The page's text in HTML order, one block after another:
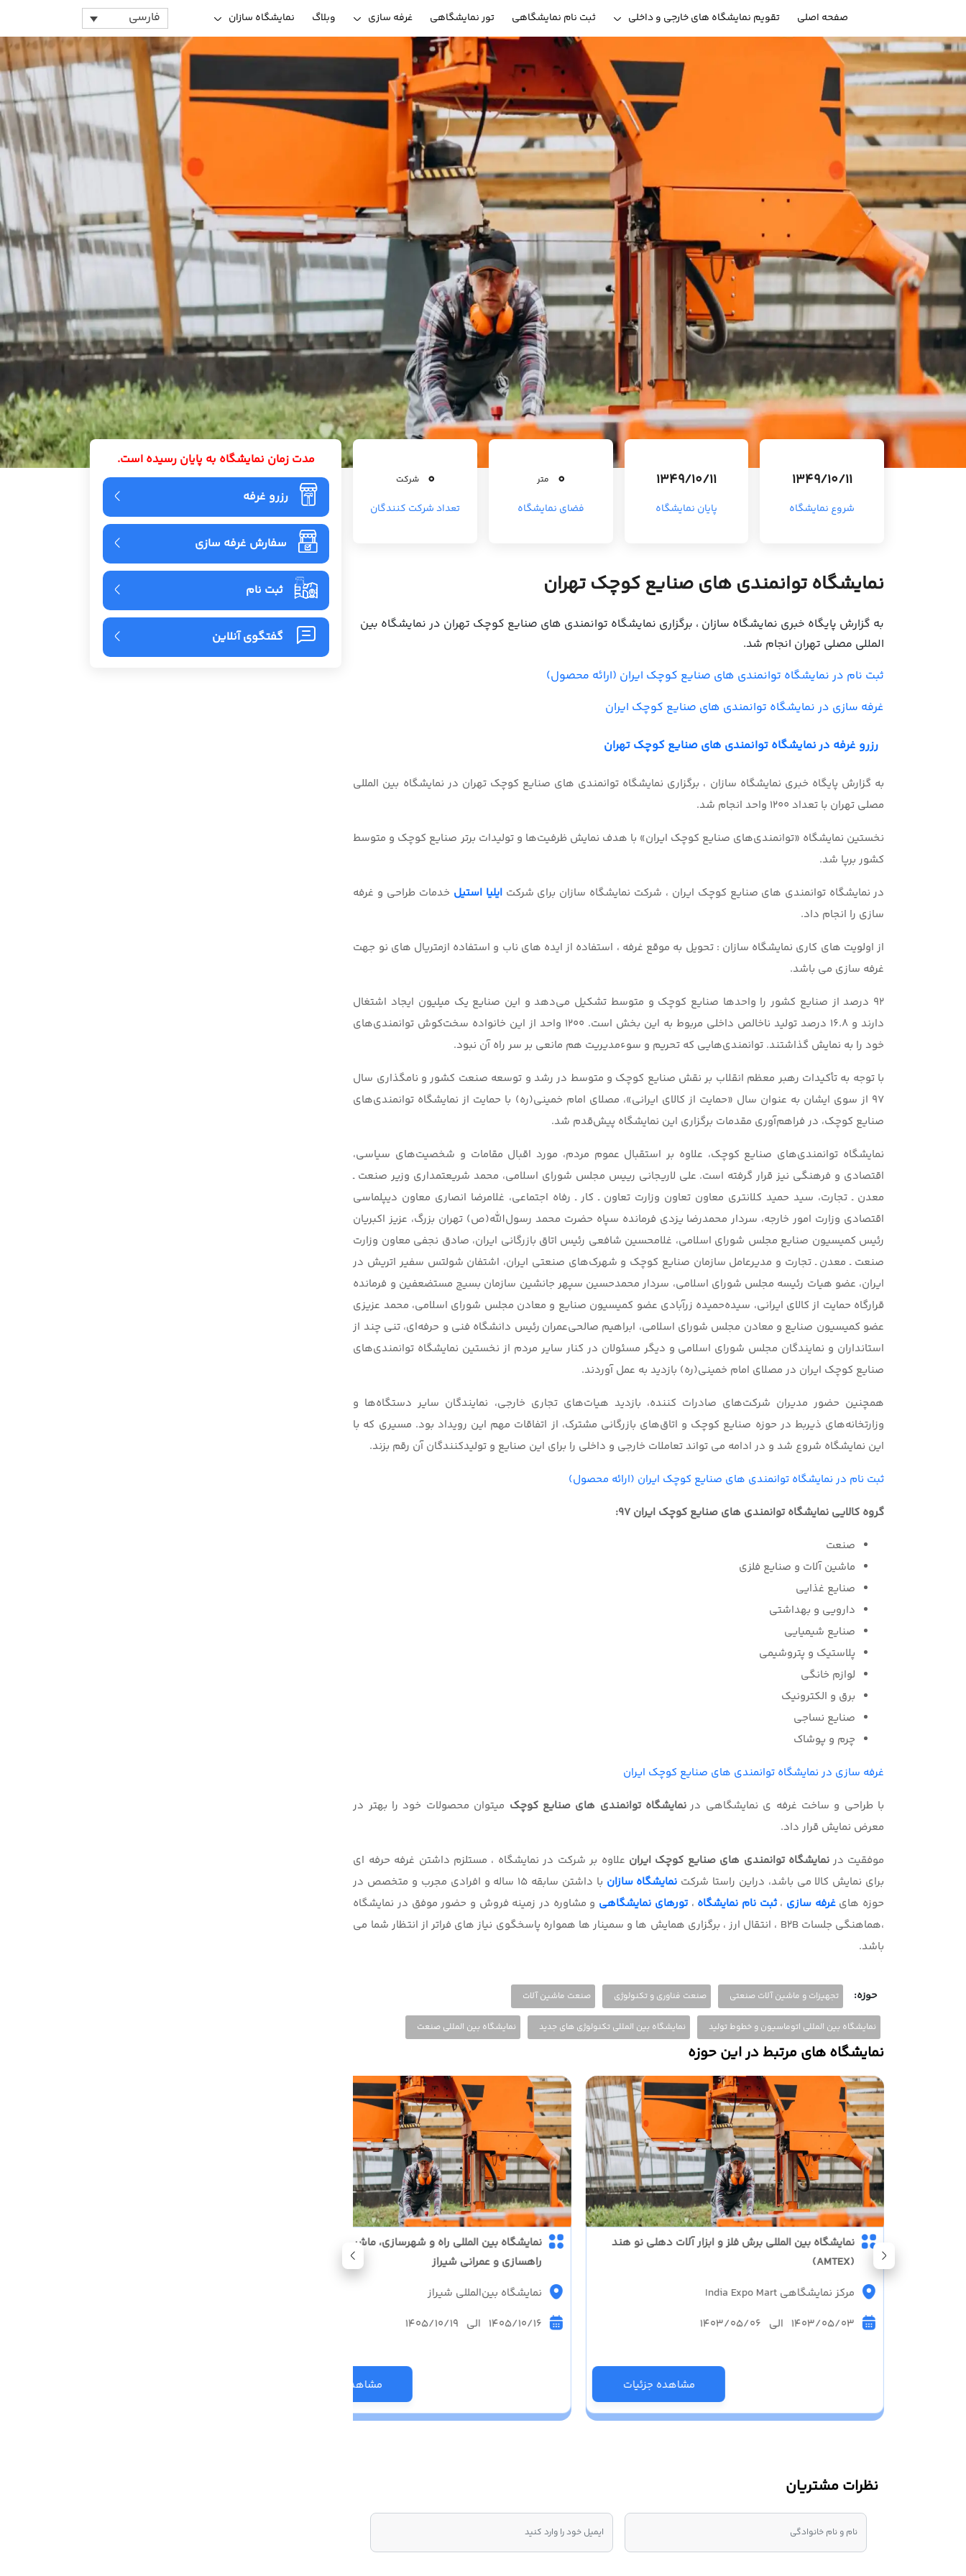
صفحه اصلی تقویم نمایشگاه های خارجی و داخلی ثبت نام نمایشگاهی تور نمایشگاهی غرفه سازی وبلاگ نمایشگاه سازان فارسی
1349/10/11
شروع نمایشگاه
1349/10/11
پایان نمایشگاه
0 متر
فضای نمایشگاه
0 شرکت
تعداد شرکت کنندگان
نمایشگاه توانمندی های صنایع کوچک تهران
به گزارش پایگاه خبری نمایشگاه سازان ، برگزاری نمایشگاه توانمندی های صنایع کوچک تهران در نمایشگاه بین
المللی مصلی تهران انجام شد.
ثبت نام در نمایشگاه توانمندی های صنایع کوچک ایران (ارائه محصول)
غرفه سازی در نمایشگاه توانمندی های صنایع کوچک ایران
رزرو غرفه در نمایشگاه توانمندی های صنایع کوچک تهران
به گزارش پایگاه خبری نمایشگاه سازان ، برگزاری نمایشگاه توانمندی های صنایع کوچک تهران در نمایشگاه بین المللی
مصلی تهران با تعداد 1200 واحد انجام شد.
نخستین نمایشگاه «توانمندی‌های صنایع کوچک ایران» با هدف نمایش ظرفیت‌ها و تولیدات برتر صنایع کوچک و متوسط
کشور برپا شد.
در نمایشگاه توانمندی های صنایع کوچک ایران ، شرکت نمایشگاه سازان برای شرکتایلیا استیل خدمات طراحی و غرفه
سازی را انجام داد.
از اولویت های کاری نمایشگاه سازان : تحویل به موقع غرفه ، استفاده از ایده های ناب و استفاده ازمتریال های نو جهت
غرفه سازی می باشد.
۹۲ درصد از صنایع کشور را واحدها صنایع کوچک و متوسط تشکیل می‌دهد و این صنایع یک میلیون ایجاد اشتغال
دارند و ۱۶.۸ درصد تولید ناخالص داخلی مربوط به این بخش است. ۱۲۰۰ واحد از این خانواده سخت‌کوش توانمندی‌های
خود را به نمایش گذاشتند. توانمندی‌هایی که تحریم و سوءمدیریت هم مانعی بر سر راه آن نبود.
با توجه به تأکیدات رهبر معظم انقلاب بر نقش صنایع کوچک و متوسط در رشد و توسعه صنعت کشور و نامگذاری سال
۹۷ از سوی ایشان به عنوان سال «حمایت از کالای ایرانی»، مصلای امام خمینی(ره) با حمایت از نمایشگاه توانمندی‌های
صنایع کوچک، در فراهم‌آوری مقدمات برگزاری این نمایشگاه پیش‌قدم شد.
نمایشگاه توانمندی‌های صنایع کوچک، علاوه بر استقبال عموم مردم، مورد اقبال مقامات و شخصیت‌های سیاسی،
اقتصادی و فرهنگی نیز قرار گرفته است. علی لاریجانی رییس مجلس شورای اسلامی، محمد شریعتمداری وزیر صنعت ـ
معدن ـ تجارت، سید حمید کلانتری معاون تعاون وزارت تعاون ـ کار ـ رفاه اجتماعی، غلامرضا انصاری معاون دیپلماسی
اقتصادی وزارت امور خارجه، سردار محمدرضا یزدی فرمانده سپاه حضرت محمد رسول‌الله(ص) تهران بزرگ، عزیز اکبریان
رئیس کمیسیون صنایع مجلس شورای اسلامی، غلامحسین شافعی رئیس اتاق بازرگانی ایران، صادق نجفی معاون وزارت
صنعت ـ معدن ـ تجارت و مدیرعامل سازمان صنایع کوچک و شهرک‌های صنعتی ایران، اشتفان شولتس سفیر اتریش در
ایران، عضو هیات رئیسه مجلس شورای اسلامی، سردار محمدحسین سپهر جانشین سازمان بسیج مستضعفین و فرمانده
قرارگاه حمایت از کالای ایرانی، سیده‌حمیده زرآبادی عضو کمیسیون صنایع و معادن مجلس شورای اسلامی، محمد عزیزی
عضو کمیسیون صنایع و معادن مجلس شورای اسلامی، ابراهیم صالحی‌عمران رئیس دانشگاه فنی و حرفه‌ای، تنی چند از
استانداران و نمایندگان مجلس شورای اسلامی و دیگر مسئولان در کنار سایر مردم از نخستین نمایشگاه توانمندی‌های
صنایع کوچک ایران در مصلای امام خمینی(ره) بازدید به عمل آوردند.
همچنین حضور مدیران شرکت‌های صادرات کننده، بازدید هیات‌های تجاری خارجی، نمایندگان سایر دستگاه‌ها و
وزارتخانه‌های ذیربط در حوزه صنایع کوچک و اتاق‌های بازرگانی مشترک، از اتفاقات مهم این رویداد بود. مسیری که با
این نمایشگاه شروع شد و در ادامه می تواند تعاملات خارجی و داخلی را برای این صنایع و تولیدکنندگان آن رقم بزند.
ثبت نام در نمایشگاه توانمندی های صنایع کوچک ایران (ارائه محصول)
گروه کالایی نمایشگاه توانمندی های صنایع کوچک ایران 97:
صنعت
ماشین آلات و صنایع فلزی
صنایع غذایی
دارویی و بهداشتی
صنایع شیمیایی
پلاستیک و پتروشیمی
لوازم خانگی
برق و الکترونیک
صنایع نساجی
چرم و پوشاک
غرفه سازی در نمایشگاه توانمندی های صنایع کوچک ایران
با طراحی و ساخت غرفه ی نمایشگاهی در نمایشگاه توانمندی های صنایع کوچک میتوان محصولات خود را بهتر در
معرض نمایش قرار داد.
موفقیت در نمایشگاه توانمندی های صنایع کوچک ایران علاوه بر شرکت در نمایشگاه ، مستلزم داشتن غرفه حرفه ای
برای نمایش کالا می باشد، دراین راستا شرکت نمایشگاه سازان
با داشتن سابقه 15 ساله و افرادی مجرب و متخصص در
حوزه هایغرفه سازی ،ثبت نام نمایشگاه ،تورهای نمایشگاهی و مشاوره در زمینه فروش و حضور موفق در نمایشگاه
،هماهنگی جلسات B2B ، انتقال ارز ، برگزاری همایش ها و سمینار ها همواره پاسخگوی نیاز های فراتر از انتظار شما می
باشد.
حوزه: تجهیزات و ماشین آلات صنعتی صنعت فناوری و تکنولوژی صنعت ماشین آلات
نمایشگاه بین المللی اتوماسیون و خطوط تولید نمایشگاه بین المللی تکنولوژی های جدید نمایشگاه بین المللی صنعت
نمایشگاه های مرتبط در این حوزه
نمایشگاه بین المللی برش فلز و ابزار آلات دهلی نو هند
(AMTEX)
مرکز نمایشگاهی India Expo Mart
1403/05/03 الی 1403/05/06
مشاهده جزئیات
نمایشگاه بین المللی راه و شهرسازی، ماشین آلات
راهسازی و عمرانی شیراز
نمایشگاه بین‌المللی شیراز
1405/10/16 الی 1405/10/19
مشاهده جزئیات
نظرات مشتریان
مدت زمان نمایشگاه به پایان رسیده است.
رزرو غرفه
سفارش غرفه سازی
ثبت نام
گفتگوی آنلاین